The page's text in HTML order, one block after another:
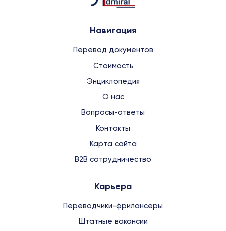
Навигация
Перевод документов
Стоимость
Энциклопедия
О нас
Вопросы-ответы
Контакты
Карта сайта
B2B сотрудничество
Карьера
Переводчики-фрилансеры
Штатные вакансии